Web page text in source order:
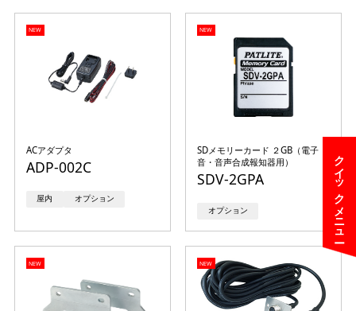
クイックメニュー
NEW
ACアダプタ
ADP-002C
屋内 オプション
NEW
SDメモリーカード ２GB（電子
音・音声合成報知器用）
SDV-2GPA
オプション
NEW NEW